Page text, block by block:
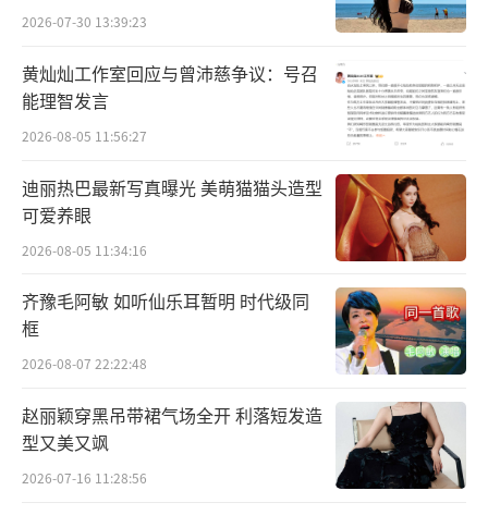
剧播期间，无论是剧情本身还是剧中角
色，都成为了观众热议的焦点。众多网友纷纷
2026-07-30 13:39:23
黄灿灿工作室回应与曾沛慈争议：号召
能理智发言
2026-08-05 11:56:27
迪丽热巴最新写真曝光 美萌猫猫头造型
可爱养眼
2026-08-05 11:34:16
齐豫毛阿敏 如听仙乐耳暂明 时代级同
框
2026-08-07 22:22:48
赵丽颖穿黑吊带裙气场全开 利落短发造
型又美又飒
2026-07-16 11:28:56